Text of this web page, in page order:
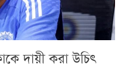
দায়ী করা উচিৎ